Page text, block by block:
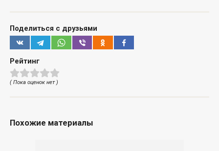
Поделиться с друзьями
Рейтинг
( Пока оценок нет )
Похожие материалы